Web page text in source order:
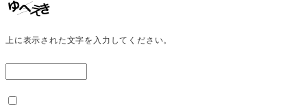
上に表示された文字を入力してください。